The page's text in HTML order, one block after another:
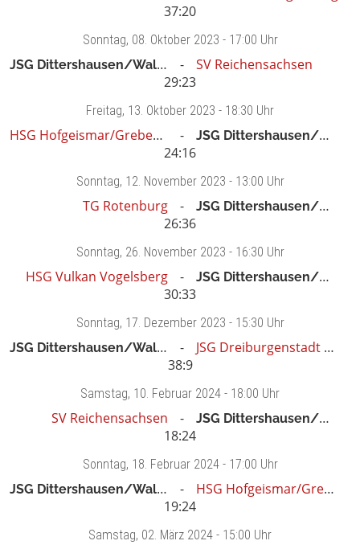
37:20
Sonntag, 08. Oktober 2023 - 17:00 Uhr
JSG Dittershausen/Waldau/Wollr.
SV Reichensachsen
29:23
Freitag, 13. Oktober 2023 - 18:30 Uhr
HSG Hofgeismar/Grebenstein JSG Dittershausen/Waldau/Wollr.
24:16
Sonntag, 12. November 2023 - 13:00 Uhr
TG Rotenburg JSG Dittershausen/Waldau/Wollr.
26:36
Sonntag, 26. November 2023 - 16:30 Uhr
HSG Vulkan Vogelsberg JSG Dittershausen/Waldau/Wollr.
30:33
Sonntag, 17. Dezember 2023 - 15:30 Uhr
JSG Dittershausen/Waldau/Wollr.
JSG Dreiburgenstadt Felsberg
38:9
Samstag, 10. Februar 2024 - 18:00 Uhr
SV Reichensachsen JSG Dittershausen/Waldau/Wollr.
18:24
Sonntag, 18. Februar 2024 - 17:00 Uhr
JSG Dittershausen/Waldau/Wollr.
HSG Hofgeismar/Grebenstein
19:24
Samstag, 02. März 2024 - 15:00 Uhr